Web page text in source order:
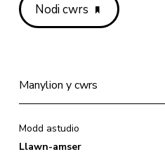
Nodi cwrs
Manylion y cwrs
Modd astudio
Llawn-amser